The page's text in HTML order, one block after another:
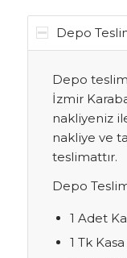
Depo
Depo
İzmir
nakliyeniz
nakliye ve
teslimattır.
Depo
1 Adet
1 Tk